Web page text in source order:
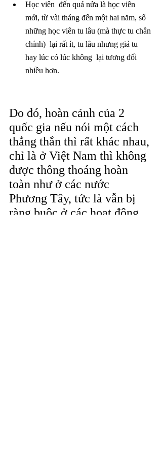
Học viên  đến quá nửa là học viên
mới, từ vài tháng đến một hai năm, số
những học viên tu lâu (mà thực tu chân
chính)  lại rất ít, tu lâu nhưng giả tu
hay lúc có lúc không  lại tương đối
nhiều hơn.
Do đó, hoàn cảnh của 2
quốc gia nếu nói một cách
thẳng thắn thì rất khác nhau,
chỉ là ở Việt Nam thì không
được thông thoáng hoàn
toàn như ở các nước
Phương Tây, tức là vẫn bị
ràng buộc ở các hoạt động